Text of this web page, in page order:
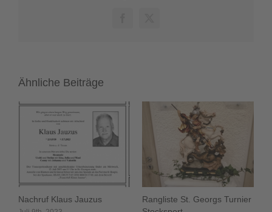
Ähnliche Beiträge
Nachruf Klaus Jauzus
Rangliste St. Georgs Turnier